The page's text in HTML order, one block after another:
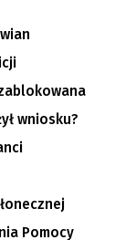
wniosku?
Pomocy